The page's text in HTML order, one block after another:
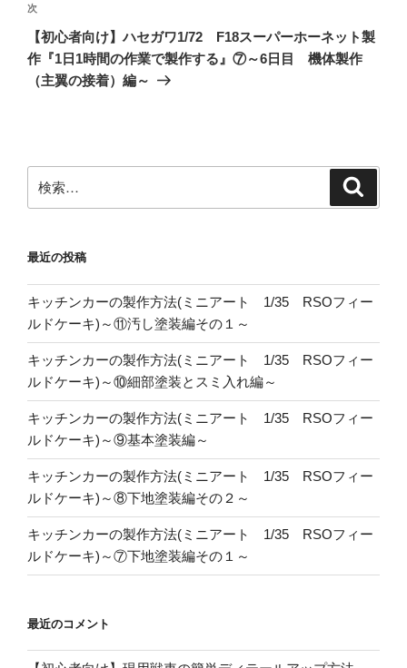
ー
シ
ョ
ン
次
の
投
稿
次
【初心者向け】ハセガワ1/72 F18スーパーホーネット製
作『1日1時間の作業で製作する』⑦～6日目 機体製作
（主翼の接着）編～
索:
最近の投稿
キッチンカーの製作方法(ミニアート 1/35 RSOフィー
ルドケーキ)～⑪汚し塗装編その１～
キッチンカーの製作方法(ミニアート 1/35 RSOフィー
ルドケーキ)～⑩細部塗装とスミ入れ編～
キッチンカーの製作方法(ミニアート 1/35 RSOフィー
ルドケーキ)～⑨基本塗装編～
キッチンカーの製作方法(ミニアート 1/35 RSOフィー
ルドケーキ)～⑧下地塗装編その２～
キッチンカーの製作方法(ミニアート 1/35 RSOフィー
ルドケーキ)～⑦下地塗装編その１～
最近のコメント